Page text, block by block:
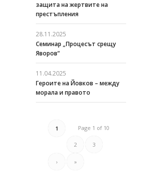
защита на жертвите на
престъпления
28.11.2025
Семинар „Процесът срещу
Яворов“
11.04.2025
Героите на Йовков – между
морала и правото
Page 1 of 10
1
2 3
› »